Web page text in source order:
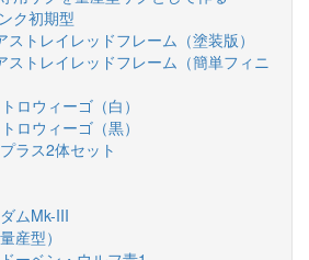
ク初期型
ストレイレッドフレーム（塗装版）
ストレイレッドフレーム（簡単フィニ
ロウィーゴ（白）
ロウィーゴ（黒）
ラス2体セット
ムMk-III
産型）